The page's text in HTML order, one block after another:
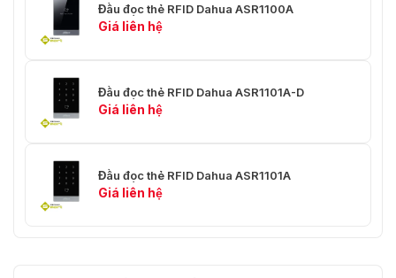
Đầu đọc thẻ RFID Dahua ASR1100A
Giá liên hệ
Đầu đọc thẻ RFID Dahua ASR1101A-D
Giá liên hệ
Đầu đọc thẻ RFID Dahua ASR1101A
Giá liên hệ